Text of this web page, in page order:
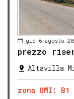
gio 6 agosto
prezzo
Altavilla
zona OMI: B1